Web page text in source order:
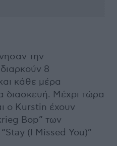
την
8
κάθε μέρα
διασκευή. Μέχρι τώρα
ο Kurstin έχουν
Bop” των
(I Missed You)”